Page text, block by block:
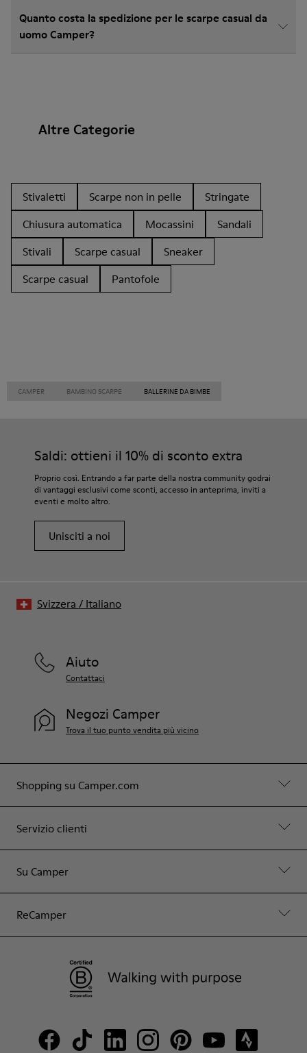
Quanto costa la spedizione per le scarpe casual da
uomo Camper?
Altre Categorie
Stivaletti Scarpe non in pelle
Stringate
Chiusura automatica
Mocassini
Sandali
Stivali
Scarpe casual
Sneaker
Scarpe casual
Pantofole
CAMPER BAMBINO SCARPE BALLERINE DA BIMBE
Saldi: ottieni il 10% di sconto extra
Proprio così. Entrando a far parte della nostra community godrai
di vantaggi esclusivi come sconti, accesso in anteprima, inviti a
eventi e molto altro.
Unisciti a noi
Shopping su Camper.com
Servizio clienti
Su Camper
ReCamper
Aiuto
Contattaci
Negozi Camper
Trova il tuo punto vendita più vicino
Svizzera / Italiano